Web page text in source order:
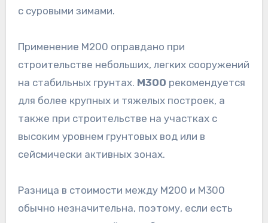
с суровыми зимами.
Применение М200 оправдано при
строительстве небольших, легких сооружений
на стабильных грунтах. М300 рекомендуется
для более крупных и тяжелых построек, а
также при строительстве на участках с
высоким уровнем грунтовых вод или в
сейсмически активных зонах.
Разница в стоимости между М200 и М300
обычно незначительна, поэтому, если есть